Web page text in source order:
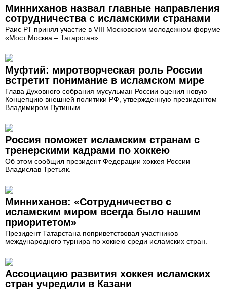
Минниханов назвал главные направления
сотрудничества с исламскими странами
Раис РТ принял участие в VIII Московском молодежном форуме
«Мост Москва – Татарстан».
Муфтий: миротворческая роль России
встретит понимание в исламском мире
Глава Духовного собрания мусульман России оценил новую
Концепцию внешней политики РФ, утвержденную президентом
Владимиром Путиным.
Россия поможет исламским странам с
тренерскими кадрами по хоккею
Об этом сообщил президент Федерации хоккея России
Владислав Третьяк.
Минниханов: «Сотрудничество с
исламским миром всегда было нашим
приоритетом»
Президент Татарстана поприветствовал участников
международного турнира по хоккею среди исламских стран.
Ассоциацию развития хоккея исламских
стран учредили в Казани